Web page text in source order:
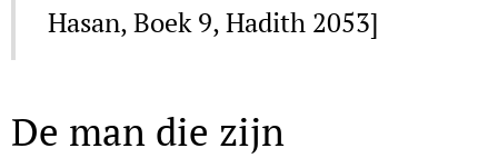
Hasan, Boek 9, Hadith 2053]
De man die zijn